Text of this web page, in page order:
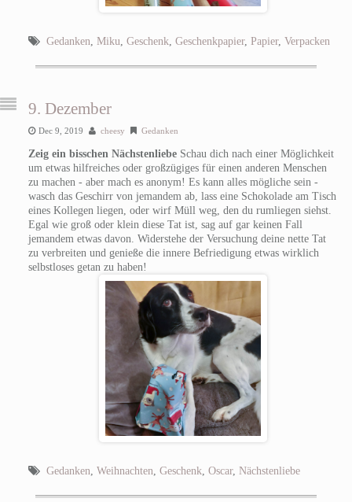
Gedanken Miku Geschenk Geschenkpapier, Papier, Verpacken
9. Dezember
Dec 9, 2019 cheesy Gedanken
Zeig ein bisschen NächstenliebeSchau dich nach einer Möglichkeit
um etwas hilfreiches oder großzügiges für einen anderen Menschen
zu machen - aber mach es anonym! Es kann alles mögliche sein -
wasch das Geschirr von jemandem ab, lass eine Schokolade am Tisch
eines Kollegen liegen, oder wirf Müll weg, den du rumliegen siehst.
Egal wie groß oder klein diese Tat ist, sag auf gar keinen Fall
jemandem etwas davon. Widerstehe der Versuchung deine nette Tat
zu verbreiten und genieße die innere Befriedigung etwas wirklich
selbstloses getan zu haben!
Gedanken Weihnachten Geschenk Oscar, Nächstenliebe